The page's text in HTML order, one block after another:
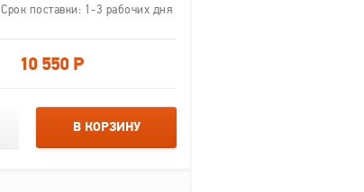
Срок поставки: 1-3 рабочих дня
10 550 Р
В КОРЗИНУ